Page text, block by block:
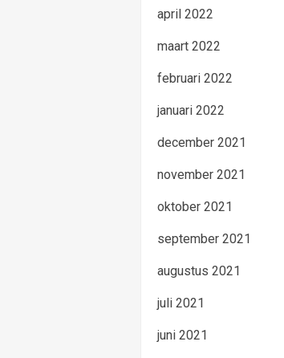
april 2022
maart 2022
februari 2022
januari 2022
december 2021
november 2021
oktober 2021
september 2021
augustus 2021
juli 2021
juni 2021